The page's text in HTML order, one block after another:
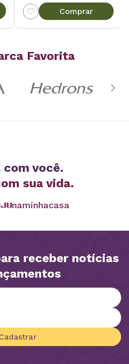
Comprar
Favorita
com você.
sua vida.
naminhacasa
receber notícias